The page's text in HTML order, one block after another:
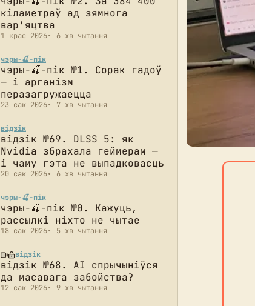
кіламетраў ад зямнога
вар'яцтва
1 крас 2026 6 хв чытання
чэры-🍒-пік
чэры-🍒-пік №1. Сорак гадоў
— і арганізм
перазагружаецца
23 сак 2026 7 хв чытання
відзік
відзік №69. DLSS 5: як
Nvidia збрахала геймерам —
і чаму гэта не выпадковасць
20 сак 2026 6 хв чытання
чэры-🍒-пік
чэры-🍒-пік №0. Кажуць,
рассылкі ніхто не чытае
18 сак 2026 5 хв чытання
відзік
відзік №68. AI спрычыніўся
да масавага забойства?
12 сак 2026 9 хв чытання